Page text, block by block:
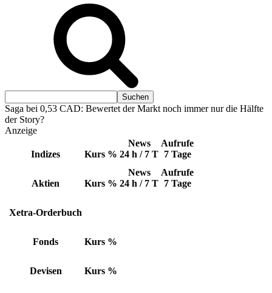
Saga bei 0,53 CAD: Bewertet der Markt noch immer nur die Hälfte
der Story?
Anzeige
Indizes Kurs %
News
24 h / 7 T
Aufrufe
7 Tage
Aktien Kurs %
News
24 h / 7 T
Aufrufe
7 Tage
Xetra-Orderbuch
Fonds Kurs %
Devisen Kurs %